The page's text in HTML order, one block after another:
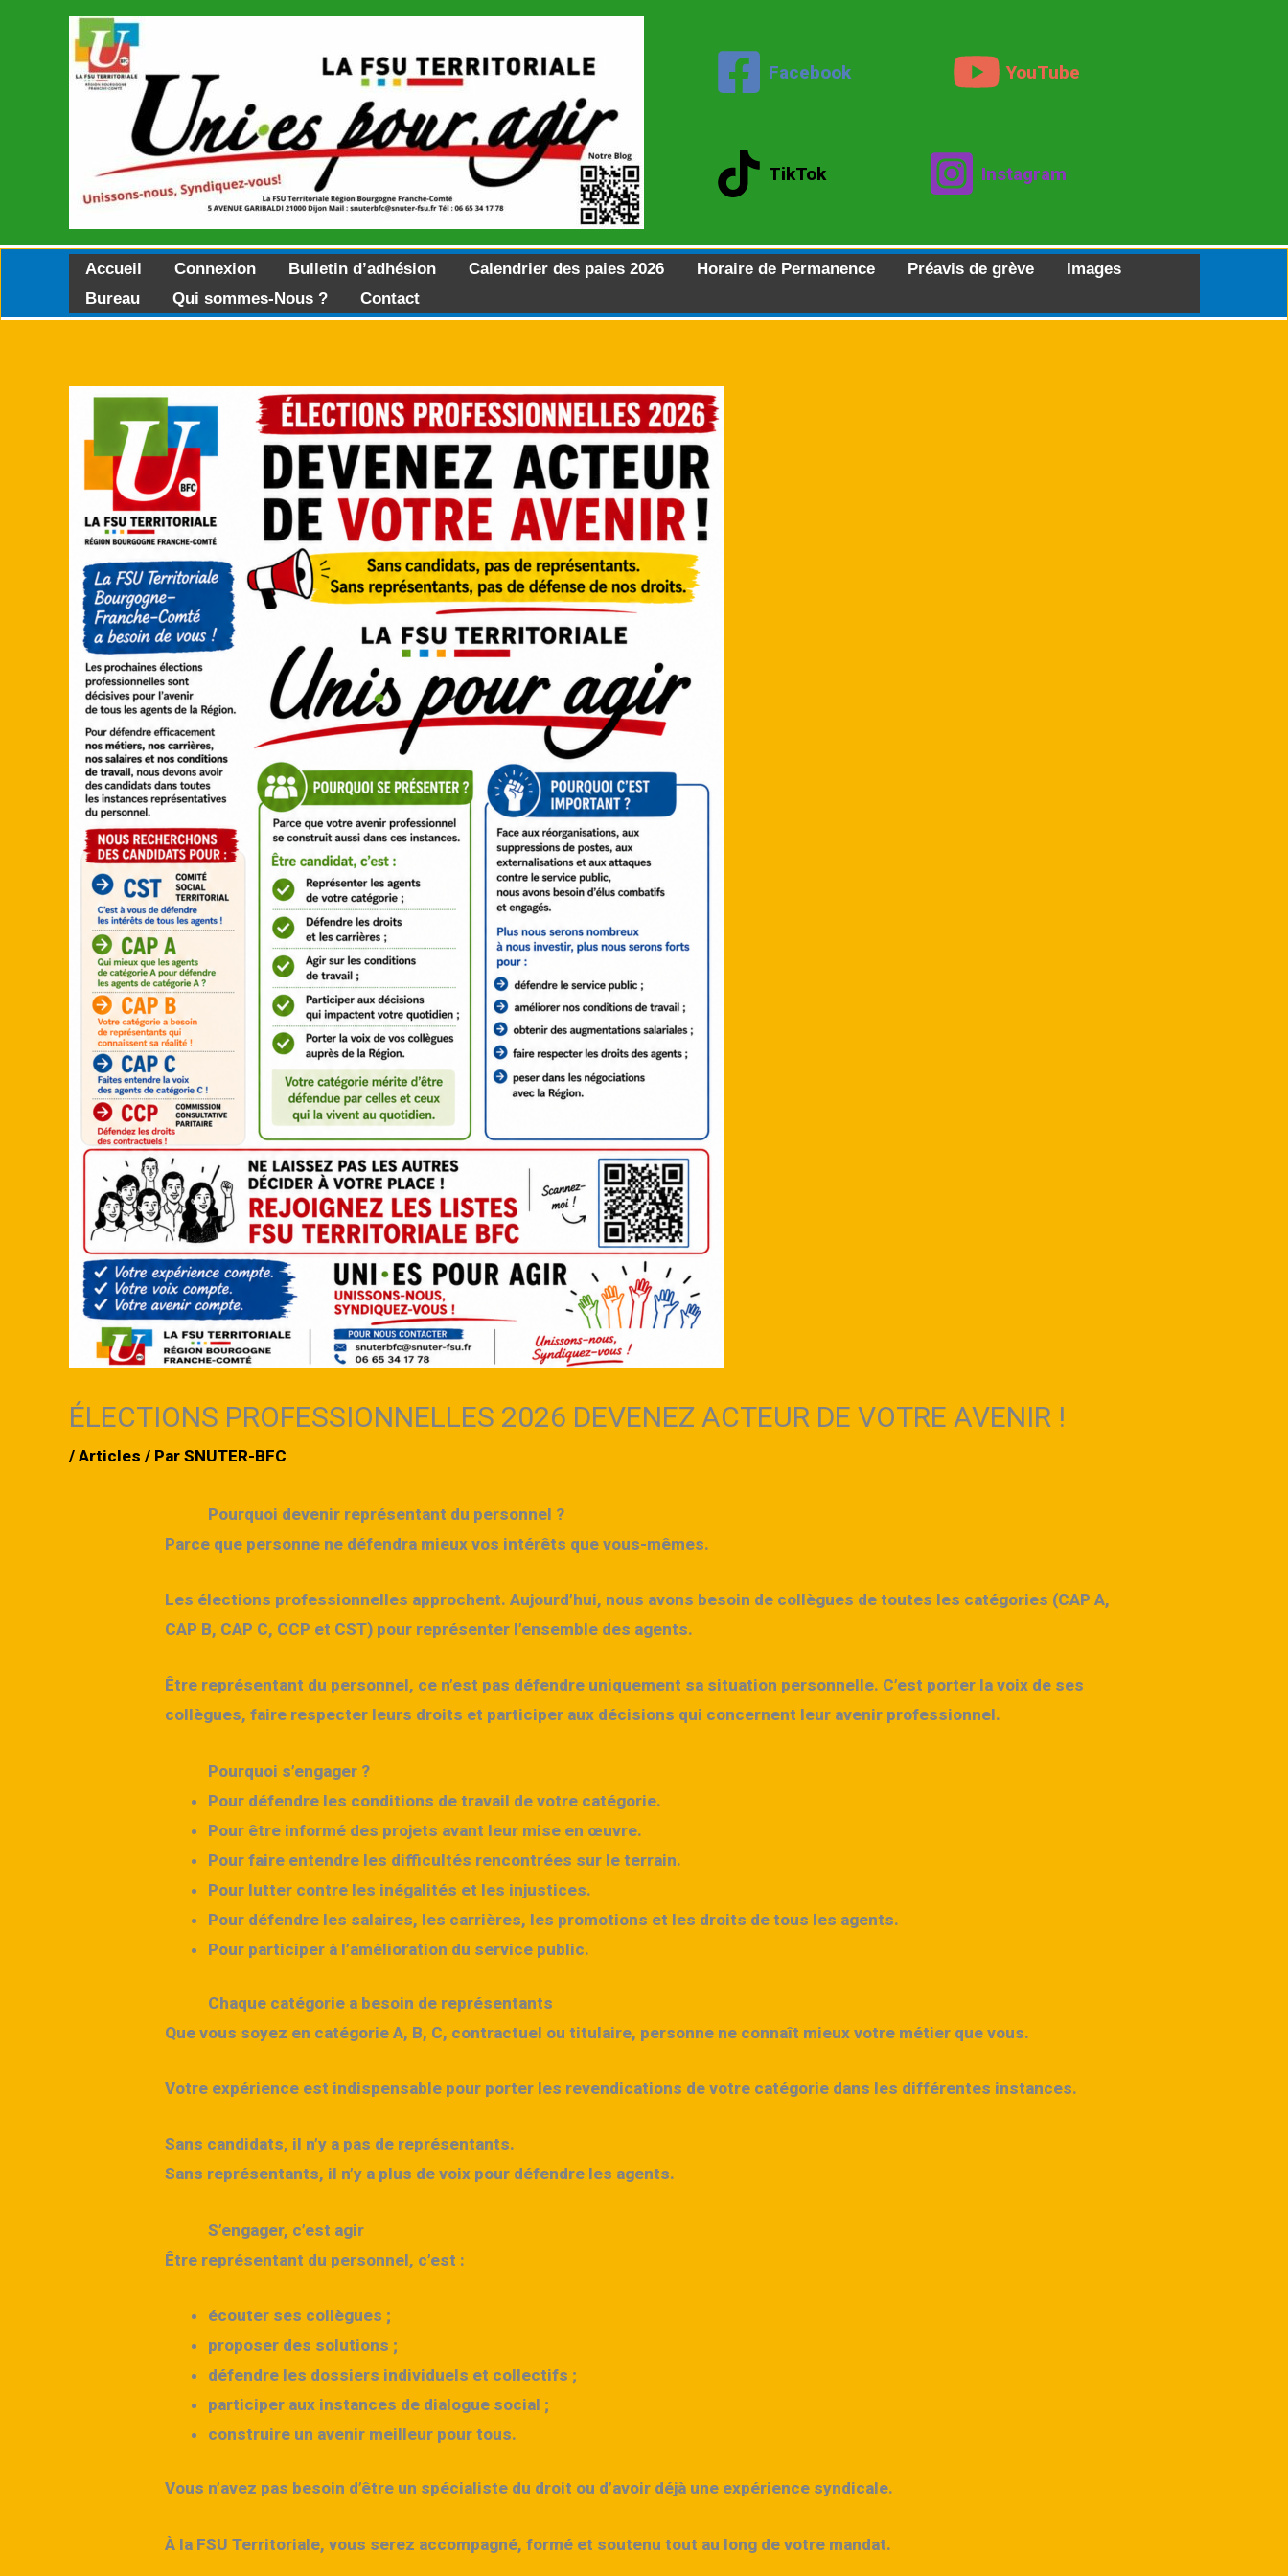
Facebook YouTube
TikTok Instagram
Accueil Connexion Bulletin d’adhésion Calendrier des paies 2026 Horaire de Permanence Préavis de grève
Images
Bureau
Qui sommes-Nous ? Contact
ÉLECTIONS PROFESSIONNELLES 2026 DEVENEZ ACTEUR DE VOTRE AVENIR !
/ Articles / Par SNUTER-BFC
Pourquoi devenir représentant du personnel ?
Parce que personne ne défendra mieux vos intérêts que vous-mêmes.
Les élections professionnelles approchent. Aujourd’hui, nous avons besoin de collègues de toutes les catégories (CAP A,
CAP B, CAP C, CCP et CST) pour représenter l’ensemble des agents.
Être représentant du personnel, ce n’est pas défendre uniquement sa situation personnelle. C’est porter la voix de ses
collègues, faire respecter leurs droits et participer aux décisions qui concernent leur avenir professionnel.
Pourquoi s’engager ?
Pour défendre les conditions de travail de votre catégorie.
Pour être informé des projets avant leur mise en œuvre.
Pour faire entendre les difficultés rencontrées sur le terrain.
Pour lutter contre les inégalités et les injustices.
Pour défendre les salaires, les carrières, les promotions et les droits de tous les agents.
Pour participer à l’amélioration du service public.
Chaque catégorie a besoin de représentants
Que vous soyez en catégorie A, B, C, contractuel ou titulaire, personne ne connaît mieux votre métier que vous.
Votre expérience est indispensable pour porter les revendications de votre catégorie dans les différentes instances.
Sans candidats, il n’y a pas de représentants.
Sans représentants, il n’y a plus de voix pour défendre les agents.
S’engager, c’est agir
Être représentant du personnel, c’est :
écouter ses collègues ;
proposer des solutions ;
défendre les dossiers individuels et collectifs ;
participer aux instances de dialogue social ;
construire un avenir meilleur pour tous.
Vous n’avez pas besoin d’être un spécialiste du droit ou d’avoir déjà une expérience syndicale.
À la FSU Territoriale, vous serez accompagné, formé et soutenu tout au long de votre mandat.